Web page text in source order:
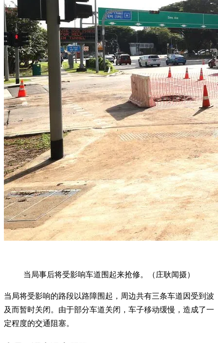
当局事后将受影响车道围起来抢修。（庄耿闻摄）
当局将受影响的路段以路障围起，周边共有三条车道因受到波
及而暂时关闭。由于部分车道关闭，车子移动缓慢，造成了一
定程度的交通阻塞。